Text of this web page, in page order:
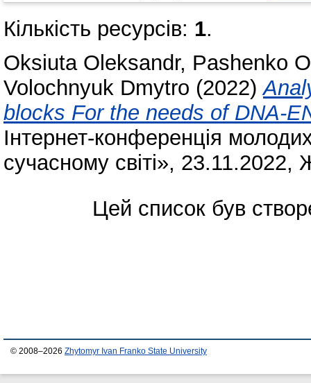
Кількість ресурсів: 1.
Oksiuta Oleksandr, Pashenko
Volochnyuk Dmytro (2022)
blocks For the needs of DNA-
Інтернет-конференція
сучасному світі»,
Цей список був
© 2008–2026 Zhytomyr Ivan Franko State University